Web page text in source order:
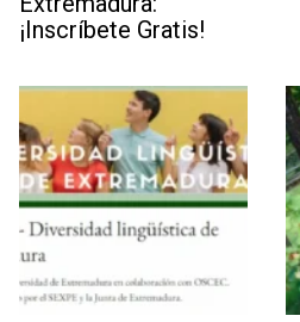
¡Inscríbete Gratis!